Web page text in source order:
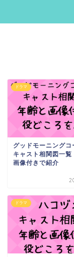
ドラマ
グッドモーニングコ
キャスト相関図一覧
画像付きで紹介
ドラマ